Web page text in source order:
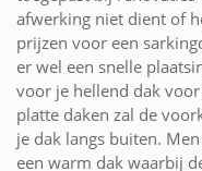
afwerking niet dient of
prijzen voor een
er wel een snelle
voor je hellend dak
platte daken zal de
je dak langs buiten.
een warm dak waarbij